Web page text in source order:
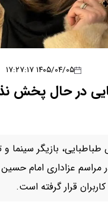
۱۴۰۵/۰۴/۰۵ ۱۷:۲۷:۱۷
در حال پخش
بازیگر سینما و
مراسم عزاداری امام
قرار گرفته است.